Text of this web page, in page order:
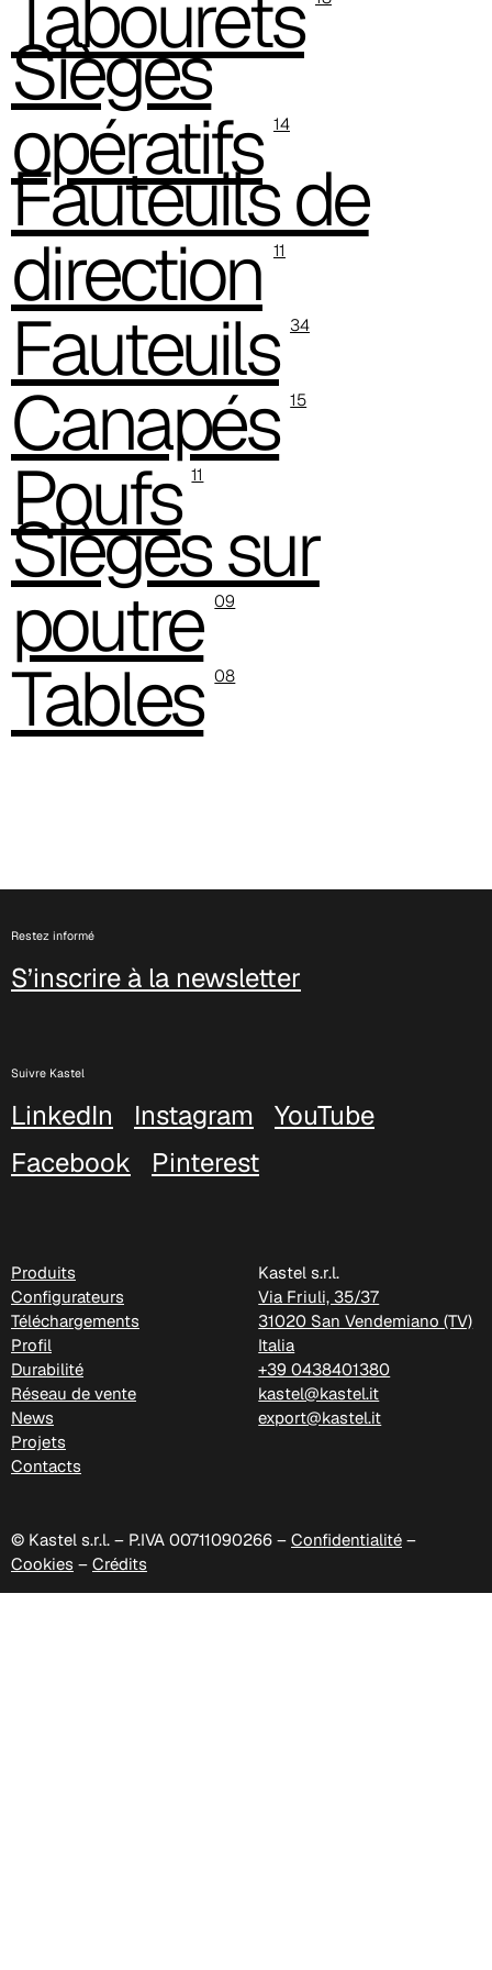
C 331
C 336
C 326
C 330
Tabourets
Sièges
opératifs 14
Fauteuils de
direction 11
Fauteuils 34
Canapés 15
Poufs 11
Sièges sur
poutre 09
Tables 08
Restez informé
S’inscrire à la newsletter
Suivre Kastel
LinkedIn Instagram
YouTube
Facebook
Pinterest
Produits
Configurateurs
Téléchargements
Profil
Durabilité
Réseau de vente
News
Projets
Contacts
Kastel s.r.l.
Via Friuli, 35/37
31020 San Vendemiano (TV)
Italia
+39 0438401380
kastel@kastel.it
export@kastel.it
© Kastel s.r.l. – P.IVA 00711090266 – Confidentialité –
Cookies – Crédits